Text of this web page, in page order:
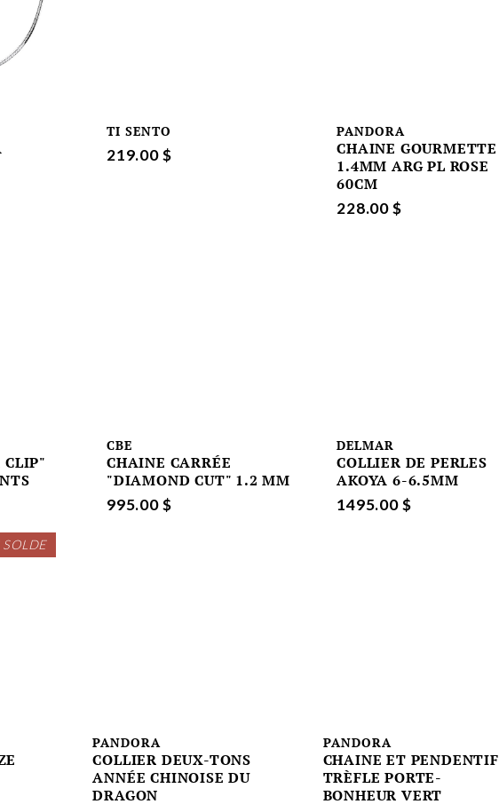
TI SENTO
219.00 $
PANDORA
CHAINE GOURMETTE
1.4MM ARG PL ROSE
60CM
228.00 $
CLIP"
CBE
CHAINE CARRÉE
"DIAMOND CUT" 1.2 MM
995.00 $
DELMAR
COLLIER DE PERLES
AKOYA 6-6.5MM
1495.00 $
SOLDE
PANDORA
COLLIER DEUX-TONS
ANNÉE CHINOISE DU
DRAGON
PANDORA
CHAINE ET PENDENTIF
TRÈFLE PORTE-
BONHEUR VERT